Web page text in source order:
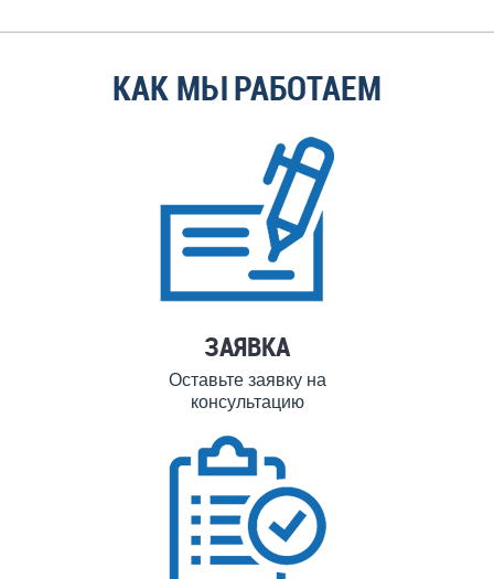
КАК МЫ РАБОТАЕМ
ЗАЯВКА
Оставьте заявку на
консультацию